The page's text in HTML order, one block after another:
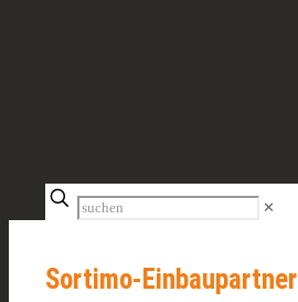
✕
Sortimo-Einbaupartner